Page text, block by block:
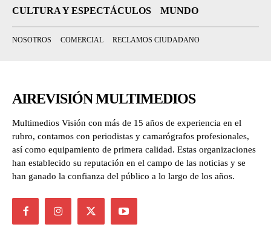
CULTURA Y ESPECTÁCULOS
MUNDO
NOSOTROS COMERCIAL RECLAMOS CIUDADANO
AIREVISIÓN MULTIMEDIOS
Multimedios Visión con más de 15 años de experiencia en el
rubro, contamos con periodistas y camarógrafos profesionales,
así como equipamiento de primera calidad. Estas organizaciones
han establecido su reputación en el campo de las noticias y se
han ganado la confianza del público a lo largo de los años.